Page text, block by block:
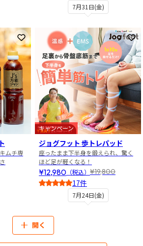
7月31日(金)
お気に入りに登録
ムチ専
7月24日(金)
お
キャンペーン
ジョグフット 歩トレパッド
座ったまま下半身を鍛えられ、驚く
ほど足が軽くなる！
¥12,980 （税込） ¥19,800
17件
開く